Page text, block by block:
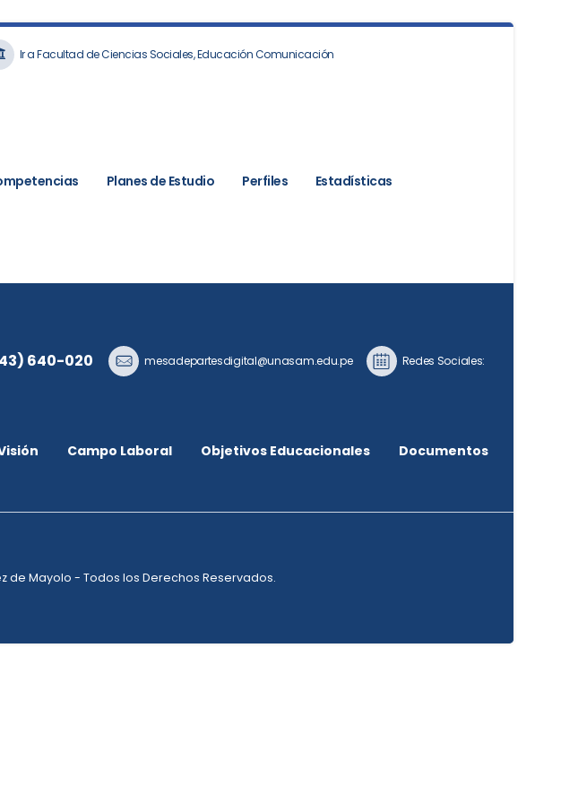
Ir a Facultad de Ciencias Sociales, Educación Comunicación
Planes de Estudio Perfiles Estadísticas
640-020 mesadepartesdigital@unasam.edu.pe Redes Sociales:
Campo Laboral Objetivos Educacionales Documentos
de Mayolo - Todos los Derechos Reservados.